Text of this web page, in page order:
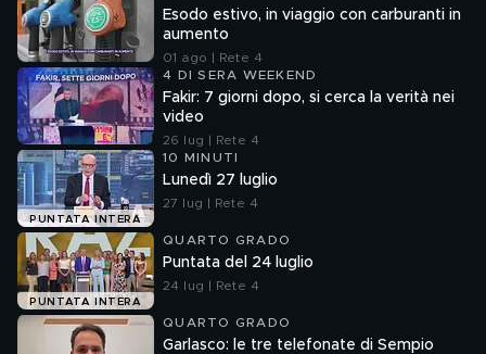
Esodo estivo, in viaggio con carburanti in
aumento
01 ago | Rete 4
4 DI SERA WEEKEND
Fakir: 7 giorni dopo, si cerca la verità nei
video
26 lug | Rete 4
PUNTATA INTERA
10 MINUTI
Lunedì 27 luglio
27 lug | Rete 4
PUNTATA INTERA
QUARTO GRADO
Puntata del 24 luglio
24 lug | Rete 4
QUARTO GRADO
Garlasco: le tre telefonate di Sempio